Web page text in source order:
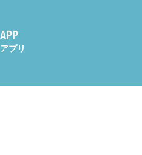
アプリ